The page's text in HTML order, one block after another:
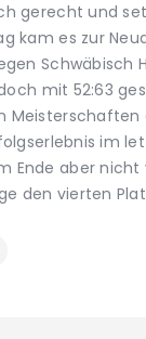
gerecht und
kam es zur
Schwäbisch
mit 52:63
Meisterschaften
im
Ende aber
den vierten